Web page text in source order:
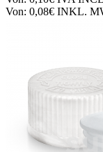
Von: 0,08€ INKL.